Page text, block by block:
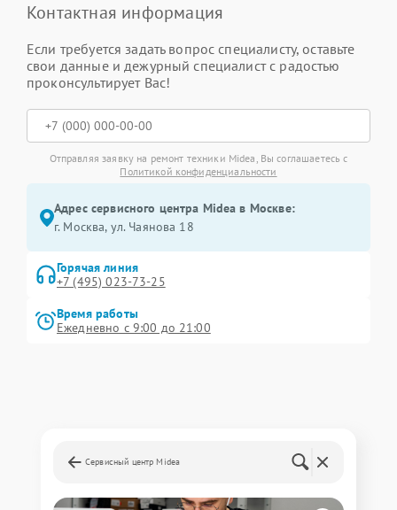
Контактная информация
Если требуется задать вопрос специалисту, оставьте
свои данные и дежурный специалист с радостью
проконсультирует Вас!
Отправляя заявку на ремонт техники Midea, Вы соглашаетесь с
Политикой конфиденциальности
Адрес сервисного центра Midea в Москве:
г. Москва, ул. Чаянова 18
Горячая линия
+7 (495) 023-73-25
Время работы
Ежедневно с 9:00 до 21:00
Сервисный центр Midea